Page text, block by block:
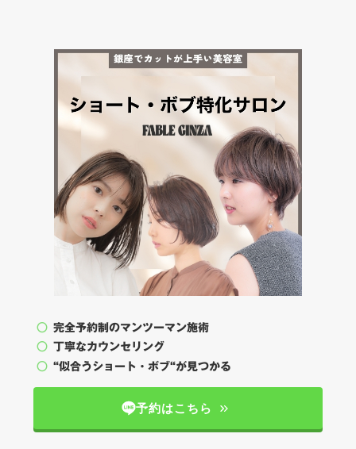
完全予約制のマンツーマン施術
丁寧なカウンセリング
“似合うショート・ボブ“が見つかる
予約はこちら